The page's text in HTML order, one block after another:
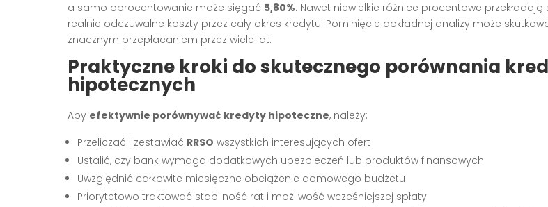
a samo oprocentowanie może sięgać 5,80%. Nawet niewielkie różnice procentowe przekładają
realnie odczuwalne koszty przez cały okres kredytu. Pominięcie dokładnej analizy może
znacznym przepłacaniem przez wiele lat.
Praktyczne kroki do skutecznego porównania
hipotecznych
Aby efektywnie porównywać kredyty hipoteczne, należy:
Przeliczać i zestawiać RRSO wszystkich interesujących ofert
Ustalić, czy bank wymaga dodatkowych ubezpieczeń lub produktów finansowych
Uwzględnić całkowite miesięczne obciążenie domowego budżetu
Priorytetowo traktować stabilność rat i możliwość wcześniejszej spłaty